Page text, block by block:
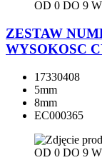
ZESTAW
WYSOKOSC
17330408
5mm
8mm
EC000365